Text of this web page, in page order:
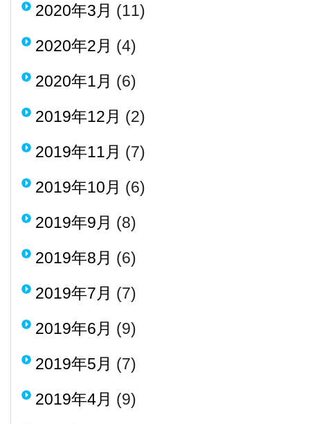
2020年3月 (11)
2020年2月 (4)
2020年1月 (6)
2019年12月 (2)
2019年11月 (7)
2019年10月 (6)
2019年9月 (8)
2019年8月 (6)
2019年7月 (7)
2019年6月 (9)
2019年5月 (7)
2019年4月 (9)